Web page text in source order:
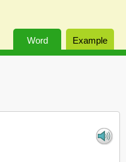
Word Example